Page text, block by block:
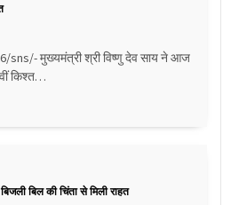
sns/- मुख्यमंत्री श्री विष्णु देव साय ने आज
किश्त…
बिल की चिंता से मिली राहत